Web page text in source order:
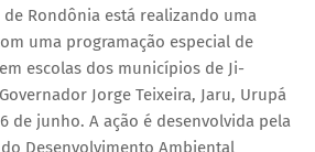
Rondônia está realizando uma
uma programação especial de
escolas dos municípios de Ji-
Jorge Teixeira, Jaru, Urupá
de junho. A ação é desenvolvida pela
Desenvolvimento Ambiental